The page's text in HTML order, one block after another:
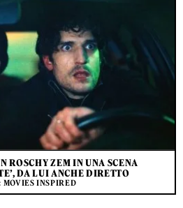
ROSCHY ZEM IN UNA SCENA
DA LUI ANCHE DIRETTO
MOVIES INSPIRED